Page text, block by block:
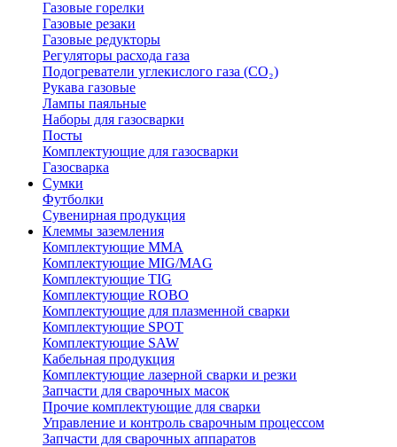
Газовые горелки
Газовые резаки
Газовые редукторы
Регуляторы расхода газа
Подогреватели углекислого газа (CO₂)
Рукава газовые
Лампы паяльные
Наборы для газосварки
Посты
Комплектующие для газосварки
Газосварка
Сумки
Футболки
Сувенирная продукция
Клеммы заземления
Комплектующие ММА
Комплектующие MIG/MAG
Комплектующие TIG
Комплектующие ROBO
Комплектующие для плазменной сварки
Комплектующие SPOT
Комплектующие SAW
Кабельная продукция
Комплектующие лазерной сварки и резки
Запчасти для сварочных масок
Прочие комплектующие для сварки
Управление и контроль сварочным процессом
Запчасти для сварочных аппаратов